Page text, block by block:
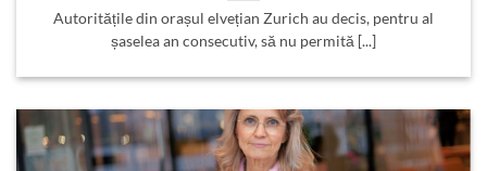
Autoritățile din orașul elvețian Zurich au decis, pentru al
șaselea an consecutiv, să nu permită [...]